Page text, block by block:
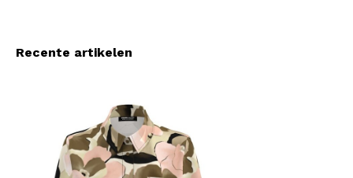
Recente artikelen